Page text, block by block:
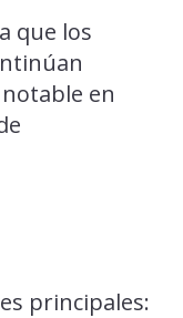
que los
en
principales: